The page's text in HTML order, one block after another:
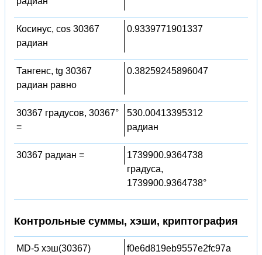
Косинус, cos 30367
радиан
0.9339771901337
Тангенс, tg 30367
радиан равно
0.38259245896047
30367 градусов, 30367°
=
530.00413395312
радиан
30367 радиан =
1739900.9364738
градуса,
1739900.9364738°
Контрольные суммы, хэши, криптография
MD-5 хэш(30367)
f0e6d819eb9557e2fc97a